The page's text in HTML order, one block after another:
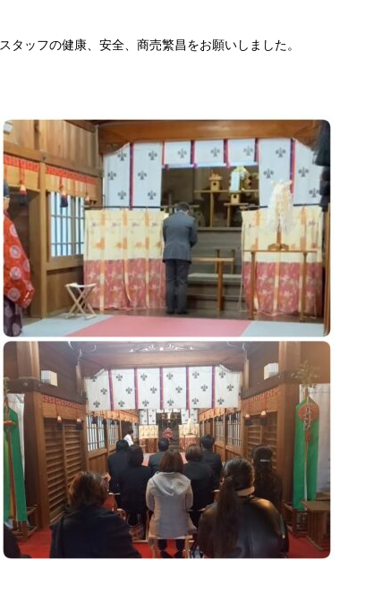
スタッフの健康、安全、商売繁昌をお願いしました。